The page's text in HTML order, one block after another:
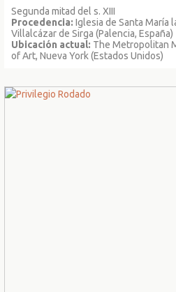
Segunda mitad del s. XIII
Procedencia: Iglesia de Santa María
Villalcázar de Sirga (Palencia, España)
Ubicación actual: The Metropolitan
of Art, Nueva York (Estados Unidos)